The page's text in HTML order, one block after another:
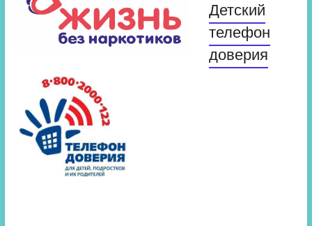
Детский
телефон
доверия